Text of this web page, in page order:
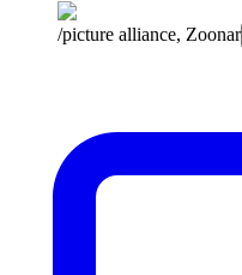
/picture alliance, Zoonar